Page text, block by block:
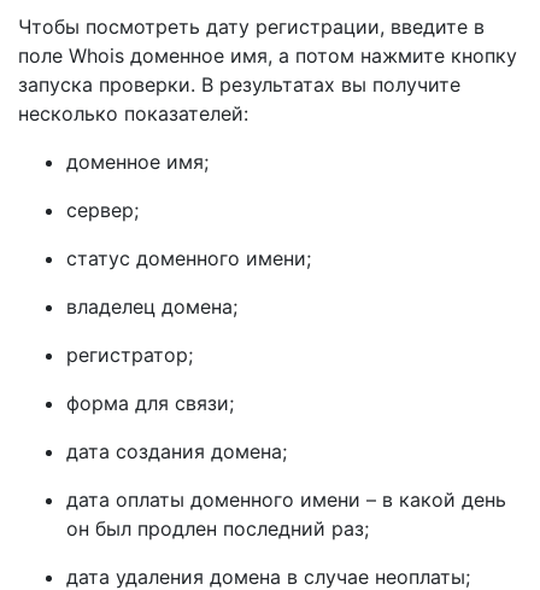
Чтобы посмотреть дату регистрации, введите в
поле Whois доменное имя, а потом нажмите кнопку
запуска проверки. В результатах вы получите
несколько показателей:
доменное имя;
сервер;
статус доменного имени;
владелец домена;
регистратор;
форма для связи;
дата создания домена;
дата оплаты доменного имени – в какой день
он был продлен последний раз;
дата удаления домена в случае неоплаты;